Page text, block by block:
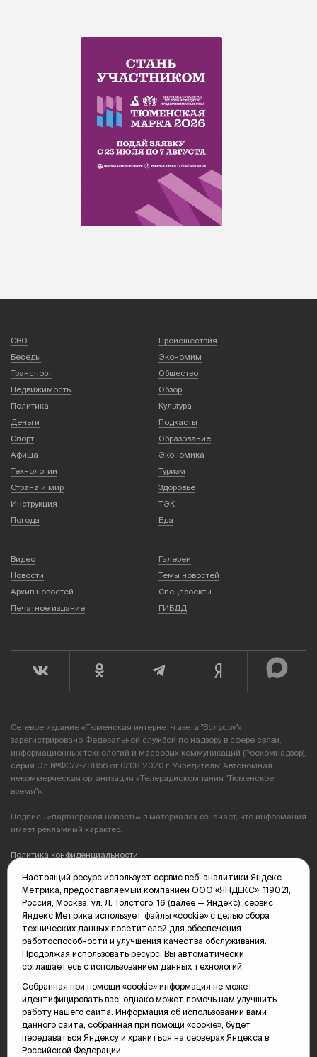
СВО
Происшествия
Беседы
Экономим
Транспорт
Общество
Недвижимость
Обзор
Политика
Культура
Деньги
Подкасты
Спорт
Образование
Афиша
Экономика
Технологии
Туризм
Страна и мир
Здоровье
Инструкция
ТЭК
Погода
Еда
Видео
Галереи
Новости
Темы новостей
Архив новостей
Спецпроекты
Печатное издание
ГИБДД
Сетевое издание «Тюменская интернет-газета "Вслух.ру"»
зарегистрировано Федеральной службой по надзору в сфере связи,
информационных технологий и массовых коммуникаций (Роскомнадзор),
серия Эл №ФС77-78856 от 07.08.2020 г. Учредитель: Автономная
некоммерческая организация «Телерадиокомпания "Тюменское
время"».
Подпись «партнерская новость» в материалах означает, что информация
имеет рекламный характер.
Политика конфиденциальности
Редакция: 625035, Тюмень, пр. Геологоразведчиков, 28А
(3452) 68-89-05
edit@vsluh.ru
Главный редактор: Панкина Т.Ю.
kika@vsluh.ru
По вопросам рекламы:
(3452) 68-89-78
kotovaev@sibinformburo.ru
mim@vsluh.ru
Настоящий ресурс использует сервис веб-аналитики Яндекс
Метрика, предоставляемый компанией ООО «ЯНДЕКС», 119021,
Россия, Москва, ул. Л. Толстого, 16 (далее — Яндекс), сервис
Яндекс Метрика использует файлы «cookie» с целью сбора
технических данных посетителей для обеспечения
работоспособности и улучшения качества обслуживания.
Продолжая использовать ресурс, Вы автоматически
соглашаетесь с использованием данных технологий.
Собранная при помощи «cookie» информация не может
идентифицировать вас, однако может помочь нам улучшить
работу нашего сайта. Информация об использовании вами
данного сайта, собранная при помощи «cookie», будет
передаваться Яндексу и храниться на серверах Яндекса в
Российской Федерации.